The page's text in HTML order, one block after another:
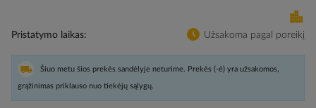
Pristatymo laikas Užsakoma pagal poreikį
Šiuo metu šios prekės sandėlyje neturime. Prekės (-ė) yra užsakomos,
grąžinimas priklauso nuo tiekėjų sąlygų.